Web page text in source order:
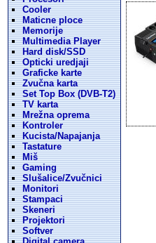
Cooler
Maticne ploce
Memorije
Multimedia Player
Hard disk/SSD
Opticki uredjaji
Graficke karte
Zvučna karta
Set Top Box (DVB-T2)
TV karta
Mrežna oprema
Kontroler
Kucista/Napajanja
Tastature
Miš
Gaming
Slušalice/Zvučnici
Monitori
Stampaci
Skeneri
Projektori
Softver